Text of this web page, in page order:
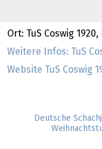
Deutsche
Ort: TuS Coswig
Weitere Infos: TuS
Website TuS Coswig